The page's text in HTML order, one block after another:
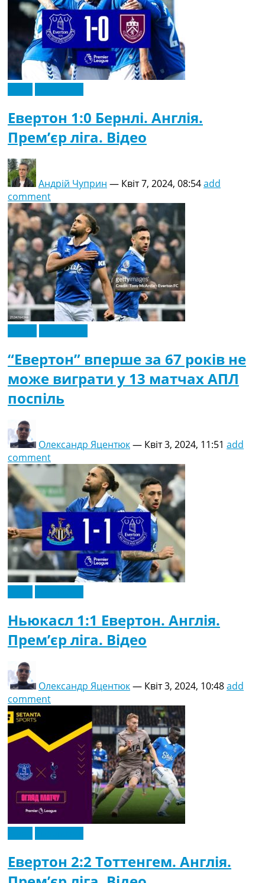
Евертон 1:0 Бернлі. Англія.
Прем’єр ліга. Відео
Андрій Чуприн — Квіт 7, 2024, 08:54add
comment
“Евертон” вперше за 67 років не
може виграти у 13 матчах АПЛ
поспіль
Олександр Яцентюк— Квіт 3, 2024, 11:51 add
comment
Ньюкасл 1:1 Евертон. Англія.
Прем’єр ліга. Відео
Олександр Яцентюк— Квіт 3, 2024, 10:48add
comment
Евертон 2:2 Тоттенгем. Англія.